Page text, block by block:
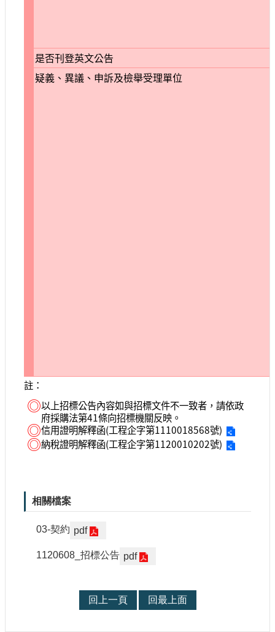
是否刊登英文公告
疑義、異議、申訴及檢舉受理單位
註：
◎以上招標公告內容如與招標文件不一致者，請依政
府採購法第41條向招標機關反映。
◎信用證明解釋函(工程企字第1110018568號)
◎納稅證明解釋函(工程企字第1120010202號)
相關檔案
03-契約 pdf
1120608_招標公告 pdf
回上一頁 回最上面